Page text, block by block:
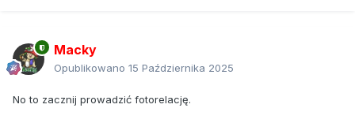
Macky
Opublikowano 15 Października 2025
No to zacznij prowadzić fotorelację.